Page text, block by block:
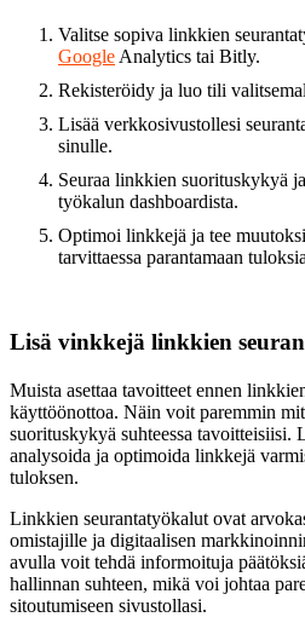
Valitse sopiva linkkien
Google Analytics tai Bitly.
Rekisteröidy ja luo tili
Lisää verkkosivustollesi
sinulle.
Seuraa linkkien suorituskykyä
työkalun dashboardista.
Optimoi linkkejä ja tee
tarvittaessa parantamaan
Lisä vinkkejä linkkien
Muista asettaa tavoitteet ennen
käyttöönottoa. Näin voit paremmin
suorituskykyä suhteessa tavoitteisiisi.
analysoida ja optimoida linkkejä
tuloksen.
Linkkien seurantatyökalut ovat
omistajille ja digitaalisen
avulla voit tehdä informoituja
hallinnan suhteen, mikä voi johtaa
sitoutumiseen sivustollasi.